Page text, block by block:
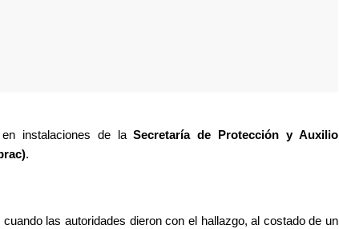
instalaciones de la Secretaría de Protección y Auxilio
.
cuando las autoridades dieron con el hallazgo, al costado de un